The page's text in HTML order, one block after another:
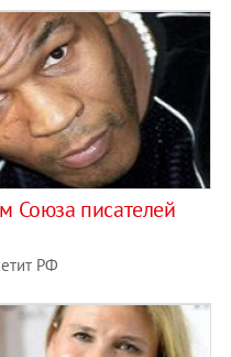
Союза писателей
РФ